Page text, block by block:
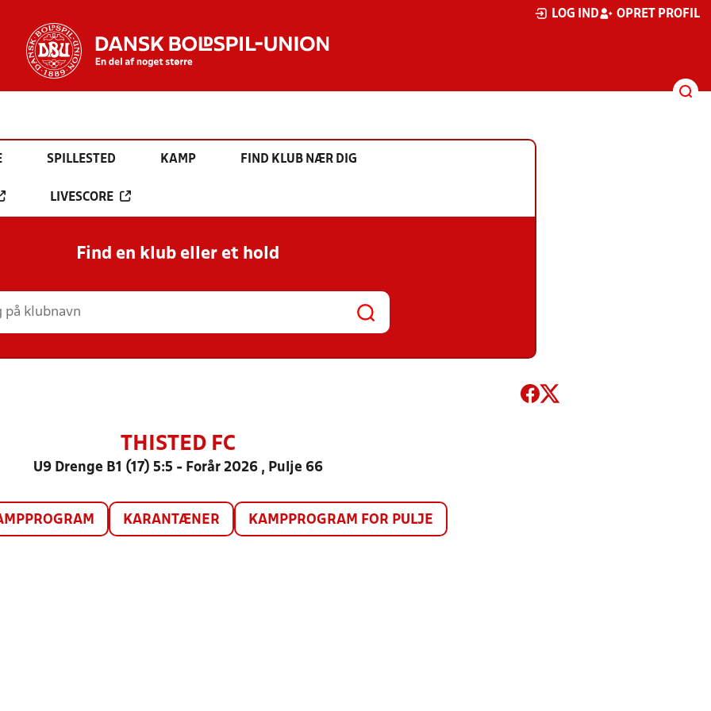
LOG IND OPRET PROFIL
SPILLESTED KAMP FIND KLUB NÆR DIG
LIVESCORE
Find en klub eller et hold
THISTED FC
U9 Drenge B1 (17) 5:5 - Forår 2026 , Pulje 66
KARANTÆNER KAMPPROGRAM FOR PULJE